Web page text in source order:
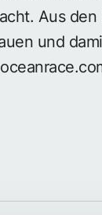
Aus
und